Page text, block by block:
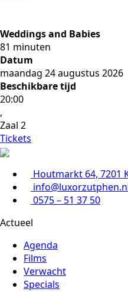
Weddings and Babies
81 minuten
Datum
maandag 24 augustus 2026
Beschikbare tijd
20:00
,
Zaal 2
Tickets
Houtmarkt 64, 7201
0575 – 51 37 50
Actueel
Agenda
Films
Verwacht
Specials